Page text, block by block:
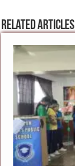
Related Articles